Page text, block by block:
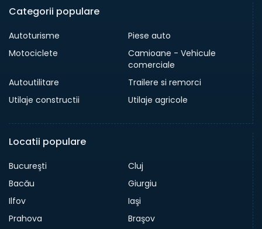
Categorii populare
Autoturisme
Piese auto
Motociclete
Camioane - Vehicule
comerciale
Autoutilitare
Trailere si remorci
Utilaje constructii
Utilaje agricole
Locatii populare
Bucureşti
Cluj
Bacău
Giurgiu
Ilfov
Iaşi
Prahova
Braşov